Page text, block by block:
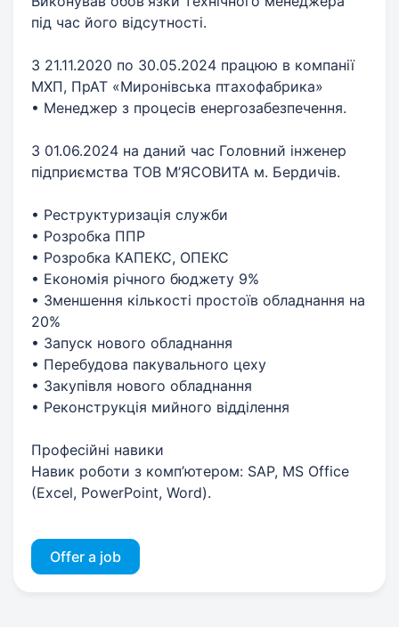
під час його відсутності.
З 21.11.2020 по 30.05.2024 працюю в компанії
МХП, ПрАТ «Миронівська птахофабрика»
• Менеджер з процесів енергозабезпечення.
З 01.06.2024 на даний час Головний інженер
підприємства ТОВ М’ЯСОВИТА м. Бердичів.
• Реструктуризація служби
• Розробка ППР
• Розробка КАПЕКС, ОПЕКС
• Економія річного бюджету 9%
• Зменшення кількості простоїв обладнання на
20%
• Запуск нового обладнання
• Перебудова пакувального цеху
• Закупівля нового обладнання
• Реконструкція мийного відділення
Професійні навики
Навик роботи з комп’ютером: SAP, MS Office
(Excel, PowerPoint, Word).
Offer a job